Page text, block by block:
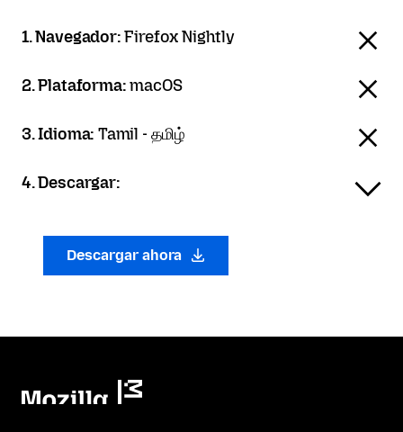
1. Navegador:Firefox Nightly
2. Plataforma:macOS
3. Idioma:Tamil - தமிழ்
4. Descargar:
Descargar ahora